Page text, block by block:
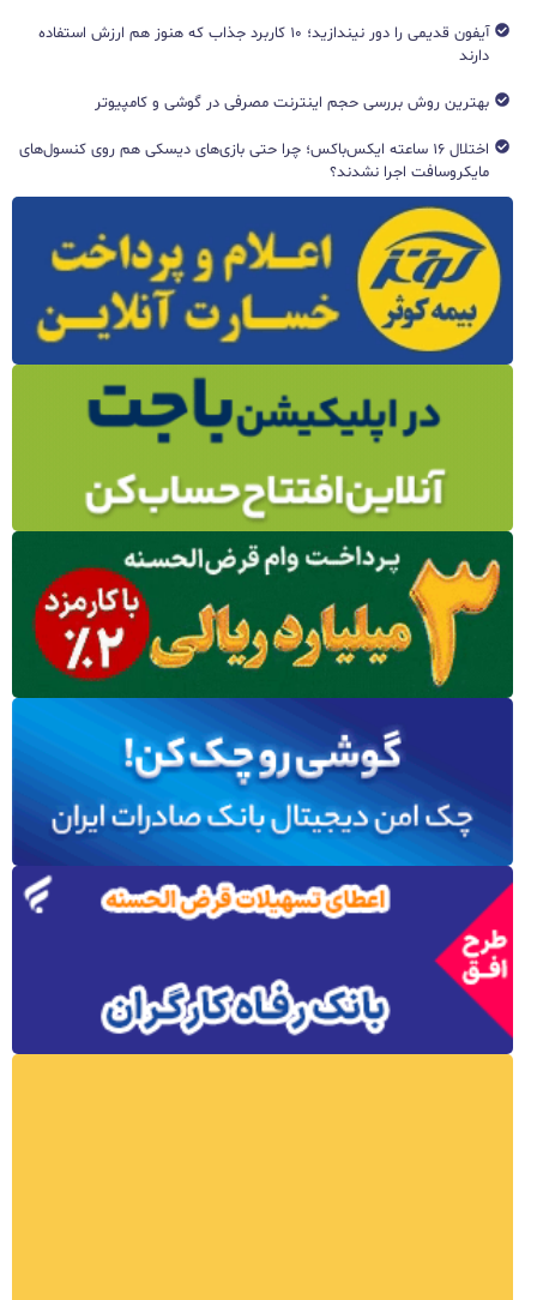
آیفون قدیمی را دور نیندازید؛ ۱۰ کاربرد جذاب که هنوز هم ارزش استفاده
دارند
بهترین روش بررسی حجم اینترنت مصرفی در گوشی و کامپیوتر
اختلال ۱۶ ساعته ایکس‌باکس؛ چرا حتی بازی‌های دیسکی هم روی کنسول‌های
مایکروسافت اجرا نشدند؟